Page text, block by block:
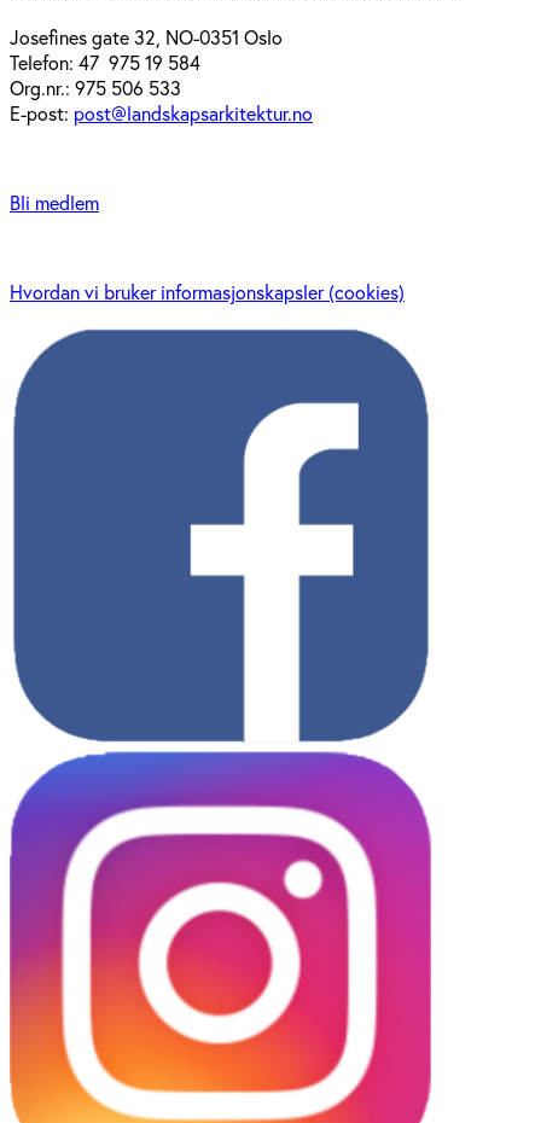
Josefines gate 32, NO-0351 Oslo
Telefon: 47 975 19 584
Org.nr.: 975 506 533
E-post: post@landskapsarkitektur.no
Bli medlem
Hvordan vi bruker informasjonskapsler (cookies)